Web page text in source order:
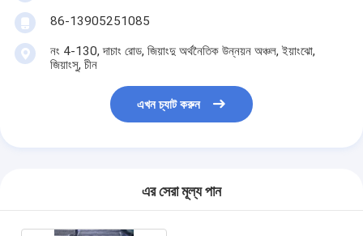
86-13905251085
নং 4-130, দাচাং রোড, জিয়াংদু অর্থনৈতিক উন্নয়ন অঞ্চল, ইয়াংঝো,
জিয়াংসু, চীন
এখন চ্যাট করুন
এর সেরা মূল্য পান